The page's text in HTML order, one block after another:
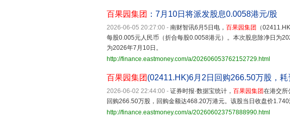
百果园集团 ：7月10日将派发股息0.0058港元/股
2026-06-05 20:27:00 - 南财智讯6月5日电， 百果园集团
（
每股0.005元人民币（折合每股0.0058港元）。本次股息除净日为
为2026年7月10日。
http://finance.eastmoney.com/a/202606053762152729.html
百果园集团 (02411.HK)6月2日回购266.50万股，
2026-06-02 22:44:00 - 证券时报·数据宝统计， 百果园集团在港交所
回购266.50万股，回购金额达468.20万港元。该股当日收盘价
http://finance.eastmoney.com/a/202606023757888990.html